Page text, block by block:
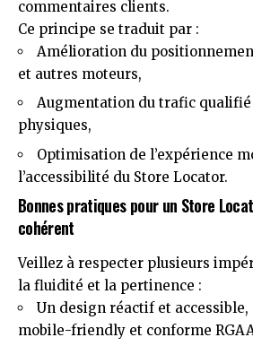
commentaires clients.
Ce principe se traduit par :
Amélioration du
et autres moteurs,
Augmentation du trafic
physiques,
Optimisation de l’expérience
l’accessibilité du Store Locator.
Bonnes pratiques pour un Store
cohérent
Veillez à respecter plusieurs
la fluidité et la pertinence :
Un design réactif et
mobile-friendly et conforme